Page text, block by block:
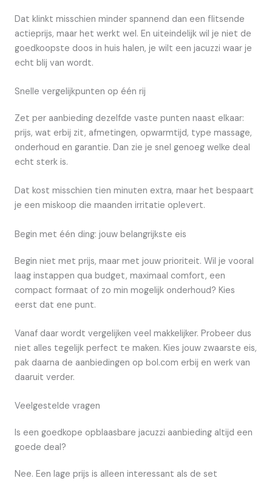
Dat klinkt misschien minder spannend dan een flitsende
actieprijs, maar het werkt wel. En uiteindelijk wil je niet de
goedkoopste doos in huis halen, je wilt een jacuzzi waar je
echt blij van wordt.
Snelle vergelijkpunten op één rij
Zet per aanbieding dezelfde vaste punten naast elkaar:
prijs, wat erbij zit, afmetingen, opwarmtijd, type massage,
onderhoud en garantie. Dan zie je snel genoeg welke deal
echt sterk is.
Dat kost misschien tien minuten extra, maar het bespaart
je een miskoop die maanden irritatie oplevert.
Begin met één ding: jouw belangrijkste eis
Begin niet met prijs, maar met jouw prioriteit. Wil je vooral
laag instappen qua budget, maximaal comfort, een
compact formaat of zo min mogelijk onderhoud? Kies
eerst dat ene punt.
Vanaf daar wordt vergelijken veel makkelijker. Probeer dus
niet alles tegelijk perfect te maken. Kies jouw zwaarste eis,
pak daarna de aanbiedingen op bol.com erbij en werk van
daaruit verder.
Veelgestelde vragen
Is een goedkope opblaasbare jacuzzi aanbieding altijd een
goede deal?
Nee. Een lage prijs is alleen interessant als de set